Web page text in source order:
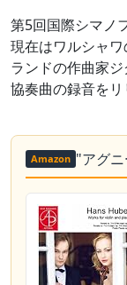
第5回国際シマノ
現在はワルシャ
ランドの作曲家
協奏曲の録音をリ
Amazon "アグ